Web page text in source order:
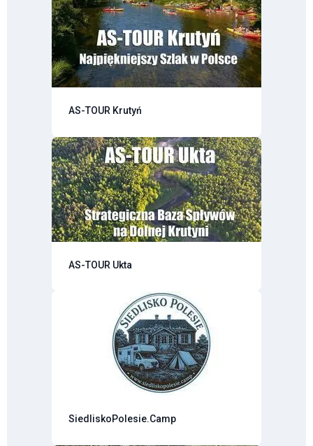
AS-TOUR Krutyń
AS-TOUR Ukta
SiedliskoPolesie.Camp